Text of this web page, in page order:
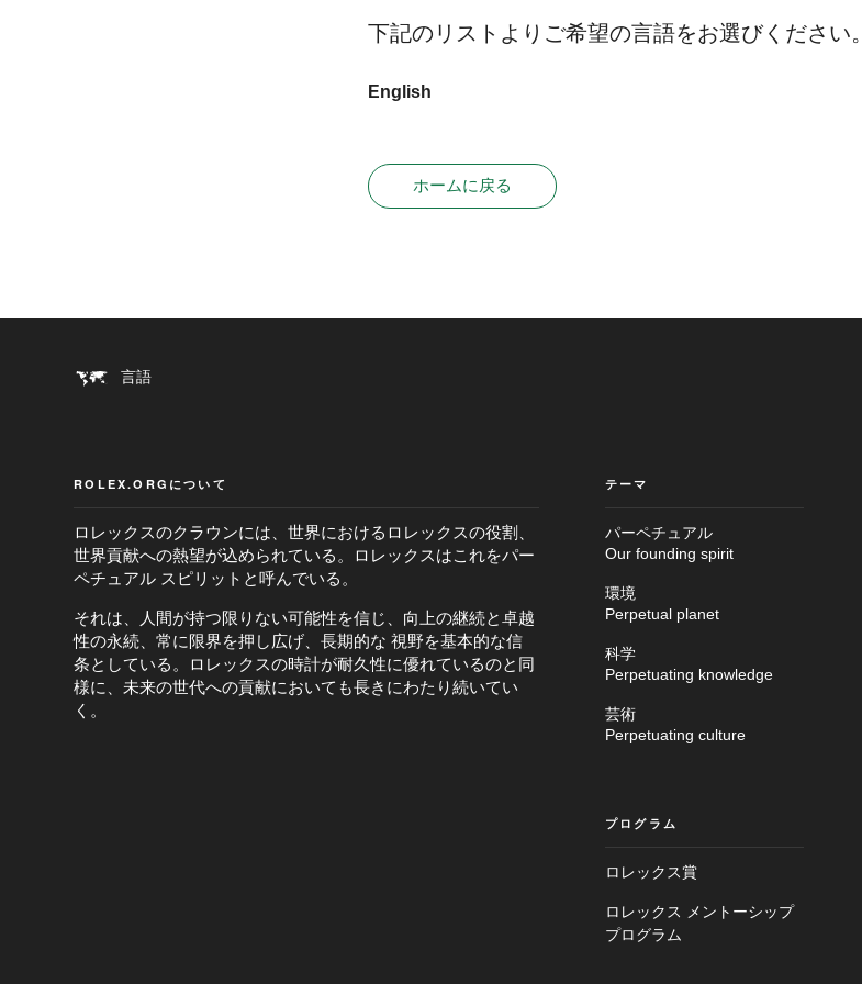
メ
下記のリストよりご希望の言語をお選びください。
English
ホームに戻る
言語
ROLEX.ORGについて
ロレックスのクラウンには、世界におけるロレックスの役割、
世界貢献への熱望が込められている。ロレックスはこれをパー
ペチュアル スピリットと呼んでいる。
それは、人間が持つ限りない可能性を信じ、向上の継続と卓越
性の永続、常に限界を押し広げ、長期的な 視野を基本的な信
条としている。ロレックスの時計が耐久性に優れているのと同
様に、未来の世代への貢献においても長きにわたり続いてい
く。
テーマ
パーペチュアル
Our founding spirit
環境
Perpetual planet
科学
Perpetuating knowledge
芸術
Perpetuating culture
プログラム
ロレックス賞
ロレックス メントーシップ
プログラム